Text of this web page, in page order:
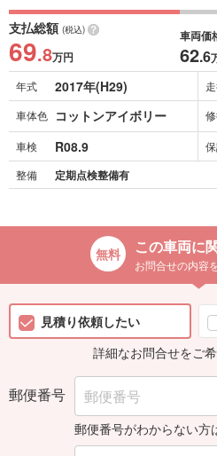
69.8万円
車両価
62.6
年式 2017年(H29)
車体色 コットンアイボリー 修
車検 R08.9
整備 定期点検整備有
お問合せの内容
詳細なお問合せをご
郵便番号がわからない方は